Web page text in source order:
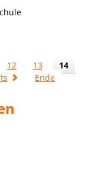
12 13
14
Ende